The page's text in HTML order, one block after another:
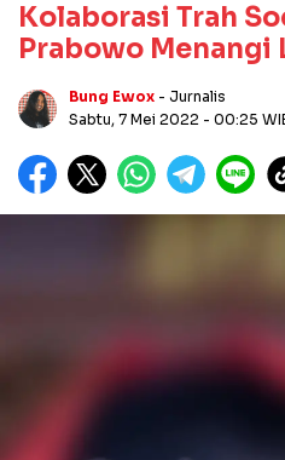
Kolaborasi Trah
Prabowo Menangi
Bung Ewox - Jurnalis
Sabtu, 7 Mei 2022 - 00:25